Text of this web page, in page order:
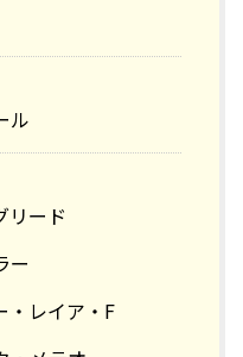
ル
リード
ー
・レイア・F